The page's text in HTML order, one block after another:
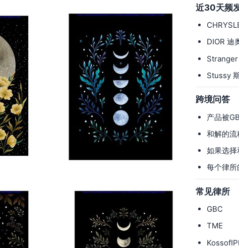
近30天频
DIOR 迪
Stussy
跨境问答
产品被
和解的流
如果选择
每个律所
常见律所
GBC
TME